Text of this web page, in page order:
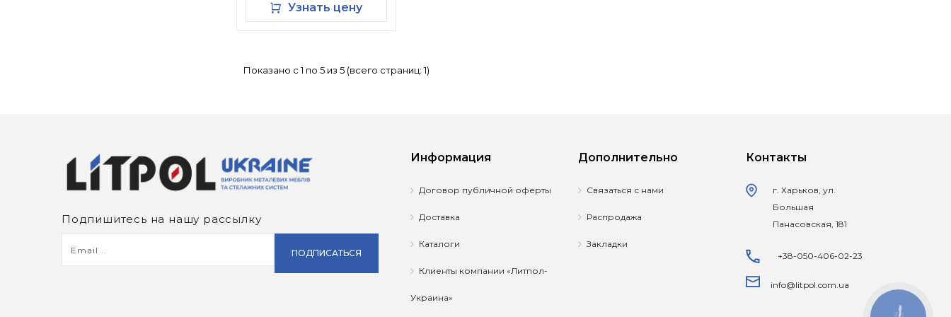
Узнать цену
Показано с 1 по 5 из 5 (всего страниц: 1)
Подпишитесь на нашу рассылку
ПОДПИСАТЬСЯ
Контакты
г. Харьков, ул.
Большая
Панасовская, 181
+38-050-406-02-23
info@litpol.com.ua
Информация
Договор публичной оферты
Доставка
Каталоги
Клиенты компании «Литпол-
Украина»
Дополнительно
Связаться с нами
Распродажа
Закладки